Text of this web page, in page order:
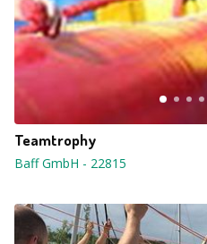
Teamtrophy
Baff GmbH - 22815